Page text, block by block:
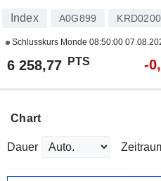
Index A0G899
Schlusskurs Monde 08:50:00
6 258,77 PTS -
Chart
Dauer